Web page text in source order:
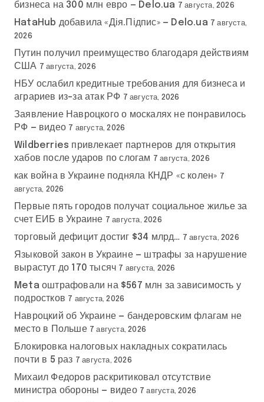
бизнеса на 300 млн евро — Delo.ua 7 августа, 2026
HataHub добавила «Дія.Підпис» — Delo.ua 7 августа,
2026
Путин получил преимущество благодаря действиям
США 7 августа, 2026
НБУ ослабил кредитные требования для бизнеса и
аграриев из-за атак РФ 7 августа, 2026
Заявление Навроцкого о москалях не понравилось
РФ — видео 7 августа, 2026
Wildberries привлекает партнеров для открытия
хабов после ударов по слогам 7 августа, 2026
как война в Украине подняла КНДР «с колен» 7
августа, 2026
Первые пять городов получат социальное жилье за
счет ЕИБ в Украине 7 августа, 2026
торговый дефицит достиг $34 млрд… 7 августа, 2026
Языковой закон в Украине — штрафы за нарушение
вырастут до 170 тысяч 7 августа, 2026
Meta оштрафовали на $567 млн за зависимость у
подростков 7 августа, 2026
Навроцкий об Украине — бандеровским флагам не
место в Польше 7 августа, 2026
Блокировка налоговых накладных сократилась
почти в 5 раз 7 августа, 2026
Михаил Федоров раскритиковал отсутствие
министра обороны — видео 7 августа, 2026